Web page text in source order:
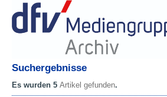
Suchergebnisse
Es wurden 5 Artikel gefunden.